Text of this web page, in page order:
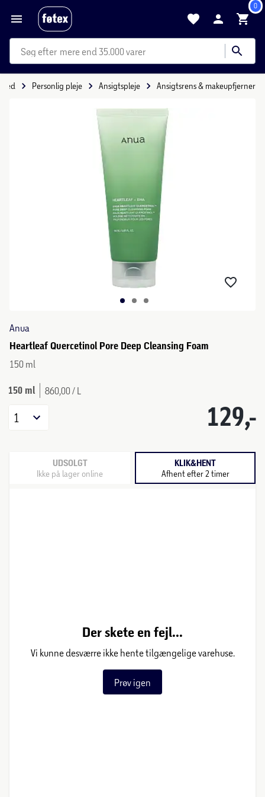
0
mere end 35.000 varer
Personlig pleje Ansigtspleje Ansigtsrens & makeupfjerner
Anua
Heartleaf Quercetinol Pore Deep Cleansing Foam
150 ml
150 ml 860,00 / L
129,-
1
UDSOLGT
Ikke på lager online
KLIK&HENT
Afhent efter 2 timer
Der skete en fejl...
Vi kunne desværre ikke hente tilgængelige varehuse.
Prøv igen